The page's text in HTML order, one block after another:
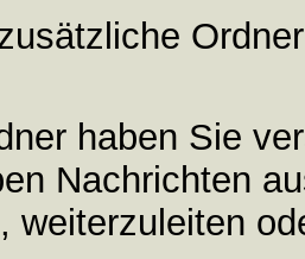
haben Sie
Nachrichten
weiterzuleiten